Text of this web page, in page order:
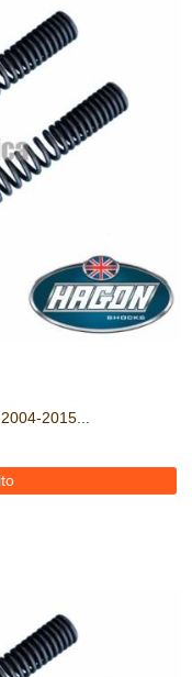
2015...